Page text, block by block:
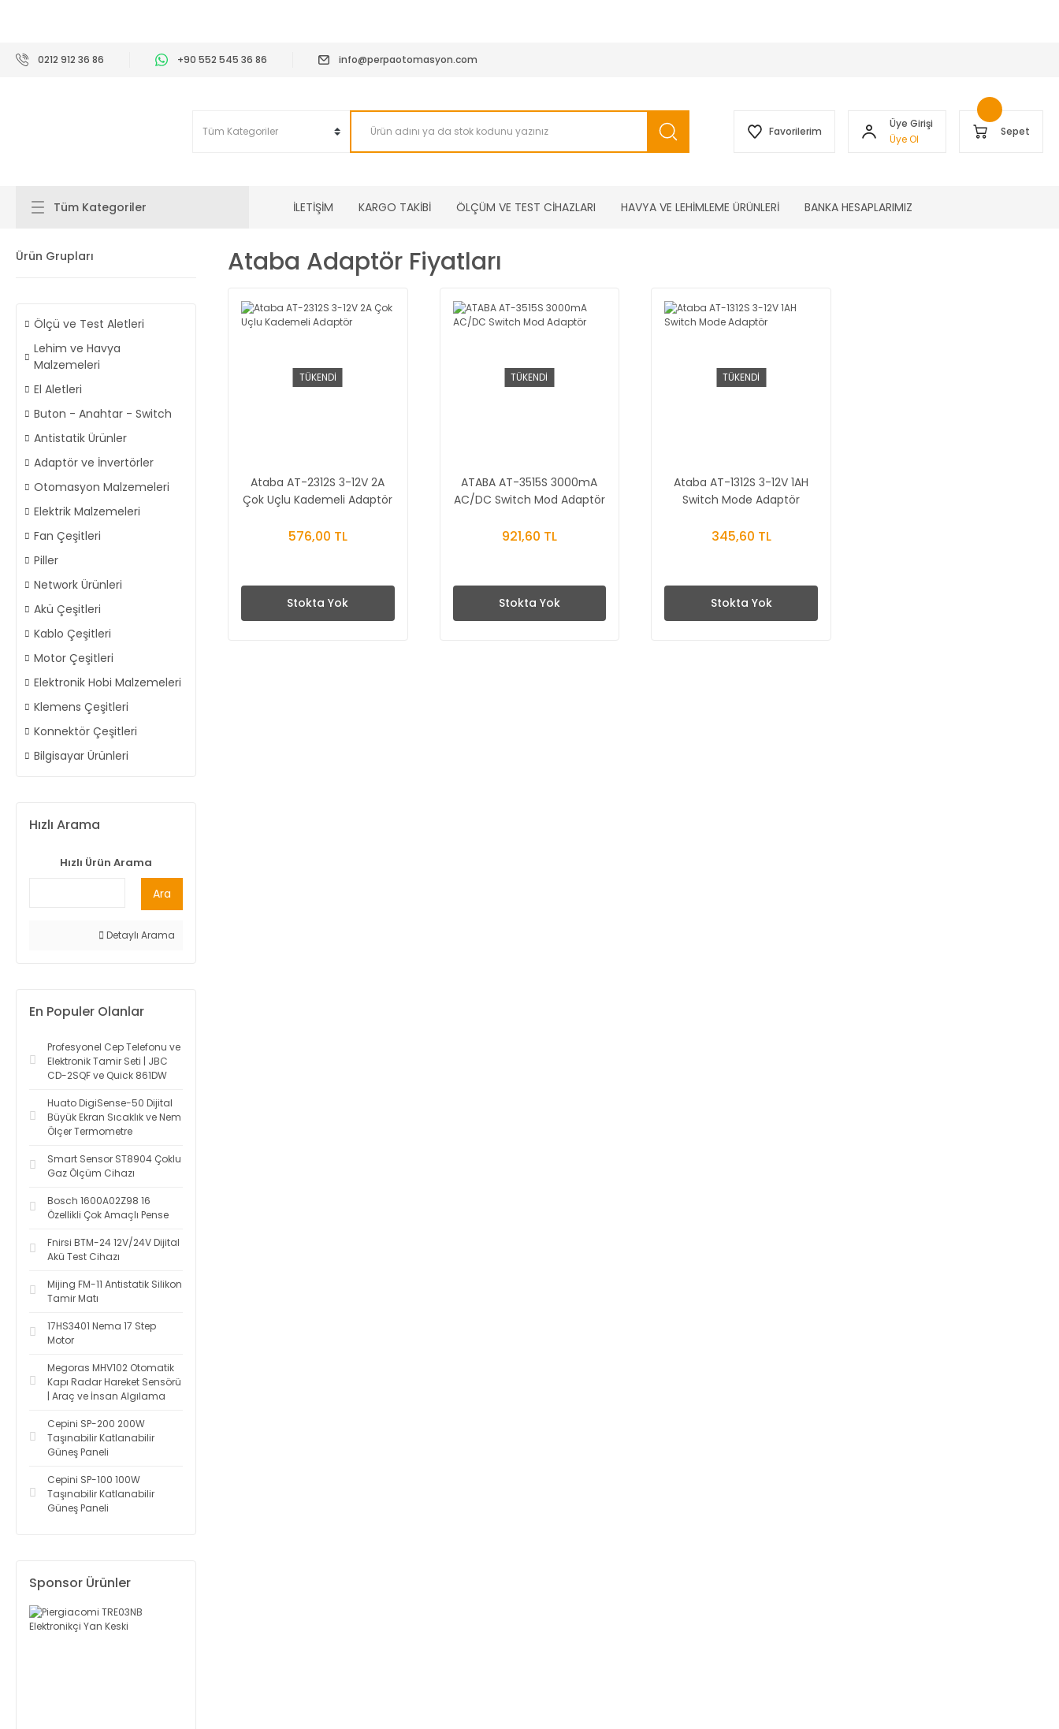
0212 912 36 86 +90 552 545 36 86 info@perpaotomasyon.com
Favorilerim
Üye Girişi
Üye Ol
Sepet
Tüm Kategoriler İLETİŞİM KARGO TAKİBİ ÖLÇÜM VE TEST CİHAZLARI HAVYA VE LEHİMLEME ÜRÜNLERİ BANKA HESAPLARIMIZ
Ürün Grupları
Ölçü ve Test Aletleri
Lehim ve Havya
Malzemeleri
El Aletleri
Buton - Anahtar - Switch
Antistatik Ürünler
Adaptör ve İnvertörler
Otomasyon Malzemeleri
Elektrik Malzemeleri
Fan Çeşitleri
Piller
Network Ürünleri
Akü Çeşitleri
Kablo Çeşitleri
Motor Çeşitleri
Elektronik Hobi Malzemeleri
Klemens Çeşitleri
Konnektör Çeşitleri
Bilgisayar Ürünleri
Hızlı Arama
Hızlı Ürün Arama
Ara
Detaylı Arama
En Populer Olanlar
Profesyonel Cep Telefonu ve
Elektronik Tamir Seti | JBC
CD-2SQF ve Quick 861DW
Huato DigiSense-50 Dijital
Büyük Ekran Sıcaklık ve Nem
Ölçer Termometre
Smart Sensor ST8904 Çoklu
Gaz Ölçüm Cihazı
Bosch 1600A02Z98 16
Özellikli Çok Amaçlı Pense
Fnirsi BTM-24 12V/24V Dijital
Akü Test Cihazı
Mijing FM-11 Antistatik Silikon
Tamir Matı
17HS3401 Nema 17 Step
Motor
Megoras MHV102 Otomatik
Kapı Radar Hareket Sensörü
| Araç ve İnsan Algılama
Cepini SP-200 200W
Taşınabilir Katlanabilir
Güneş Paneli
Cepini SP-100 100W
Taşınabilir Katlanabilir
Güneş Paneli
Sponsor Ürünler
Ataba Adaptör Fiyatları
TÜKENDİ
Ataba AT-2312S 3-12V 2A
Çok Uçlu Kademeli Adaptör
576,00 TL
Stokta Yok
TÜKENDİ
ATABA AT-3515S 3000mA
AC/DC Switch Mod Adaptör
921,60 TL
Stokta Yok
TÜKENDİ
Ataba AT-1312S 3-12V 1AH
Switch Mode Adaptör
345,60 TL
Stokta Yok